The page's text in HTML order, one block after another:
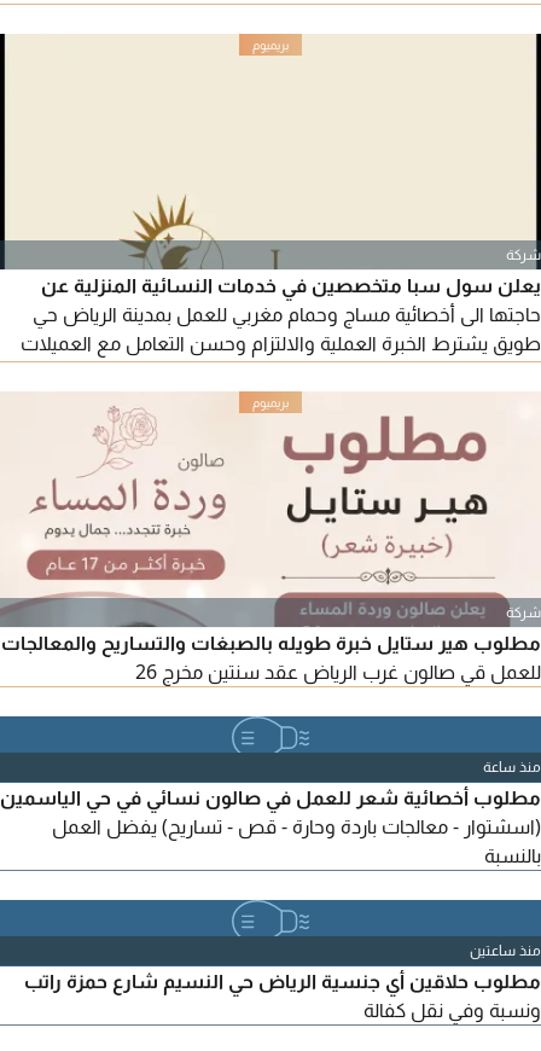
والالتزام. نوفر نقل كفالة، راتبا مجزيا حسب الخبرة، وبيئة عمل راقية
شركة
يعلن سول سبا متخصصين في خدمات النسائية المنزلية عن
حاجتها الى أخصائية مساج وحمام مغربي للعمل بمدينة الرياض حي
طويق يشترط الخبرة العملية والالتزام وحسن التعامل مع العميلات
شركة
مطلوب هير ستايل خبرة طويله بالصبغات والتساريح والمعالجات
للعمل قي صالون غرب الرياض عقد سنتين مخرج 26
منذ ساعة
مطلوب أخصائية شعر للعمل في صالون نسائي في حي الياسمين
(اسشتوار - معالجات باردة وحارة - قص - تساريح) يفضل العمل
بالنسبة
منذ ساعتين
مطلوب حلاقين أي جنسية الرياض حي النسيم شارع حمزة راتب
ونسبة وفي نقل كفالة